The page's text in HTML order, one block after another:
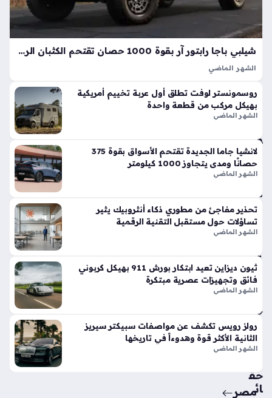
ة
الأك
اعت
دي
ة
فو
قاً
في
الأ
س
وا
ق
الح
ة
منذ
أسب
وع
واح
حق
ائ
شيلبي باجا رابتور آر بقوة 1000 حصان تقتحم الكثبان الرملية بأداء خارق
الشهر الماضي
المفرطة التي تكسر حواجز الأداء التقليدية في شاحنات البيك أب، إذ
ارتقت بهذه الفئة إلى مستويات غير مسبوقة بفضل تعديلات…
روسمونستر لوفت تطلق أول عربة تخييم أمريكية
بهيكل مركب من قطعة واحدة
الشهر الماضي
لانشيا جاما الجديدة تقتحم الأسواق بقوة 375
حصانًا ومدى يتجاوز 1000 كيلومتر
الشهر الماضي
تحذير مفاجئ من مطوري ذكاء أنثروبيك يثير
تساؤلات حول مستقبل التقنية الرقمية
الشهر الماضي
ثيون ديزاين تعيد ابتكار بورش 911 بهيكل كربوني
فائق وتجهيزات عصرية مبتكرة
الشهر الماضي
رولز رويس تكشف عن مواصفات سبيكتر سيريز
الثانية الأكثر قوة وهدوءاً في تاريخها
الشهر الماضي
مصر